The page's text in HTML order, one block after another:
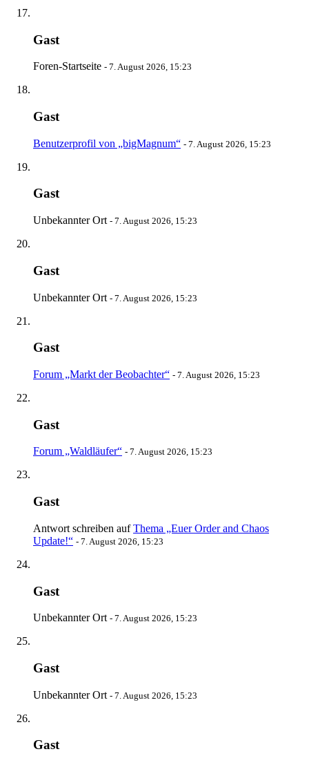
Gast
Foren-Startseite - 7. August 2026, 15:23
Gast
Benutzerprofil von „bigMagnum“ - 7. August 2026, 15:23
Gast
Unbekannter Ort - 7. August 2026, 15:23
Gast
Unbekannter Ort - 7. August 2026, 15:23
Gast
Forum „Markt der Beobachter“ - 7. August 2026, 15:23
Gast
Forum „Waldläufer“ - 7. August 2026, 15:23
Gast
Antwort schreiben aufThema „Euer Order and Chaos
Update!“ - 7. August 2026, 15:23
Gast
Unbekannter Ort - 7. August 2026, 15:23
Gast
Unbekannter Ort - 7. August 2026, 15:23
Gast